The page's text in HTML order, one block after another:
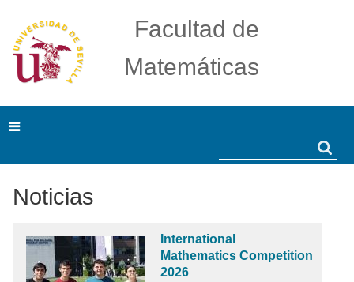
Facultad de
Matemáticas
Noticias
International
Mathematics Competition
2026